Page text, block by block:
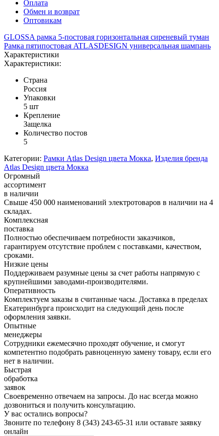
Оплата
Обмен и возврат
Оптовикам
GLOSSA рамка 5-постовая горизонтальная сиреневый туман
Рамка пятипостовая ATLASDESIGN универсальная шампань
Характеристики
Характеристики:
Страна
Россия
Упаковки
5 шт
Крепление
Защелка
Количество постов
5
Категории: Рамки Atlas Design цвета Мокка, Изделия бренда
Atlas Design цвета Мокка
Огромный
ассортимент
в наличии
Свыше 450 000 наименований электротоваров в наличии на 4
складах.
Комплексная
поставка
Полностью обеспечиваем потребности заказчиков,
гарантируем отсутствие проблем с поставками, качеством,
сроками.
Низкие цены
Поддерживаем разумные цены за счет работы напрямую с
крупнейшими заводами-производителями.
Оперативность
Комплектуем заказы в считанные часы. Доставка в пределах
Екатеринбурга происходит на следующий день после
оформления заявки.
Опытные
менеджеры
Сотрудники ежемесячно проходят обучение, и смогут
компетентно подобрать равноценную замену товару, если его
нет в наличии.
Быстрая
обработка
заявок
Своевременно отвечаем на запросы. До нас всегда можно
дозвониться и получить консультацию.
У вас остались вопросы?
Звоните по телефону 8 (343) 243-65-31 или оставьте заявку
онлайн